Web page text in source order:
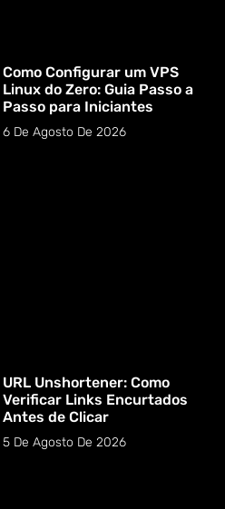
Como Configurar um VPS
Linux do Zero: Guia Passo a
Passo para Iniciantes
6 De Agosto De 2026
URL Unshortener: Como
Verificar Links Encurtados
Antes de Clicar
5 De Agosto De 2026